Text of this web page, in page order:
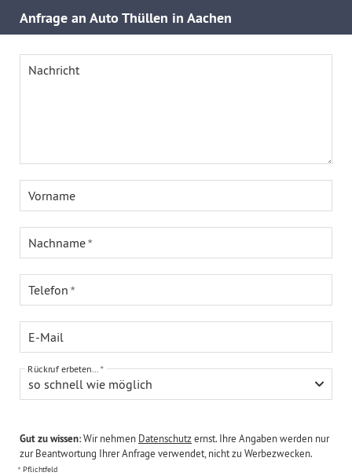
Anfrage an Auto Thüllen in Aachen
Nachricht
Vorname
Nachname
Telefon
E-Mail
so schnell wie möglich
Rückruf erbeten...
Gut zu wissen:Wir nehmen Datenschutzernst. Ihre Angaben werden nur
zur Beantwortung Ihrer Anfrage verwendet, nicht zu Werbezwecken.
Pflichtfeld